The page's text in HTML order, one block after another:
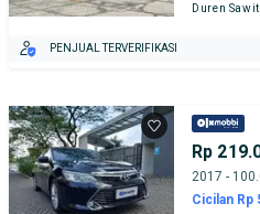
Duren Sawit
PENJUAL TERVERIFIKASI
Rp
2017 -
Cicilan Rp